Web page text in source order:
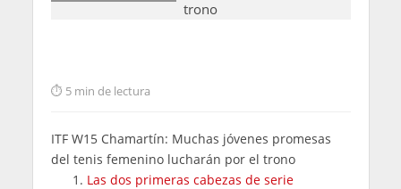
5 min de lectura
ITF W15 Chamartín: Muchas jóvenes promesas
del tenis femenino lucharán por el trono
Las dos primeras cabezas de serie